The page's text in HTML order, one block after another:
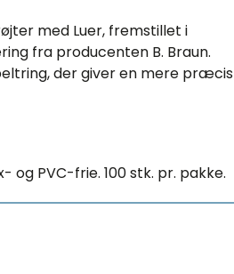
med Luer, fremstillet i
fra producenten B. Braun.
der giver en mere præcis
og PVC-frie. 100 stk. pr. pakke.